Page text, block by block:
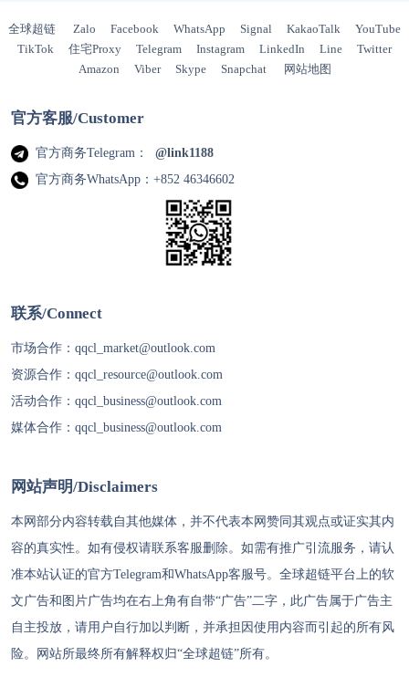
全球超链 Zalo Facebook WhatsApp Signal KakaoTalk
YouTube
TikTok
住宅Proxy Telegram Instagram LinkedIn Line
Twitter
Amazon
Viber Skype Snapchat 网站地图
官方客服/Customer
官方商务Telegram：
@link1188
官方商务WhatsApp：+852 46346602
联系/Connect
市场合作： qqcl_market@outlook.com
资源合作： qqcl_resource@outlook.com
活动合作： qqcl_business@outlook.com
媒体合作： qqcl_business@outlook.com
网站声明/Disclaimers
本网部分内容转载自其他媒体，并不代表本网赞同其观点或证实其内
容的真实性。如有侵权请联系客服删除。如需有推广引流服务，请认
准本站认证的官方Telegram和WhatsApp客服号。 全球超链平台上的软
文广告和图片广告均在右上角有自带“广告”二字，此广告属于广告主
自主投放，请用户自行加以判断，并承担因使用内容而引起的所有风
险。网站所最终所有解释权归“全球超链”所有。